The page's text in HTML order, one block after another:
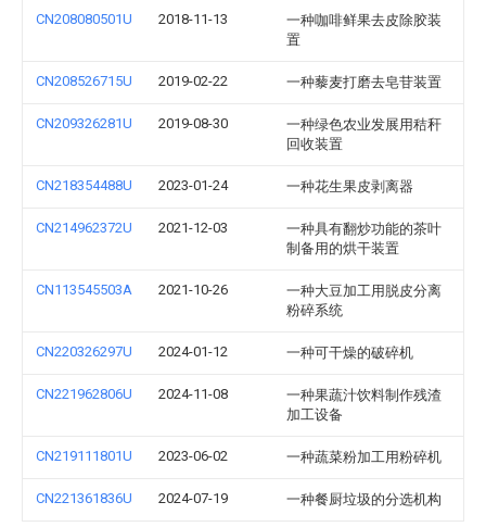
CN208080501U 2018-11-13
一种咖啡鲜果去皮除胶装
置
CN208526715U 2019-02-22 一种藜麦打磨去皂苷装置
CN209326281U 2019-08-30
一种绿色农业发展用秸秆
回收装置
CN218354488U 2023-01-24 一种花生果皮剥离器
CN214962372U 2021-12-03
一种具有翻炒功能的茶叶
制备用的烘干装置
CN113545503A 2021-10-26
一种大豆加工用脱皮分离
粉碎系统
CN220326297U 2024-01-12 一种可干燥的破碎机
CN221962806U 2024-11-08
一种果蔬汁饮料制作残渣
加工设备
CN219111801U 2023-06-02 一种蔬菜粉加工用粉碎机
CN221361836U 2024-07-19 一种餐厨垃圾的分选机构